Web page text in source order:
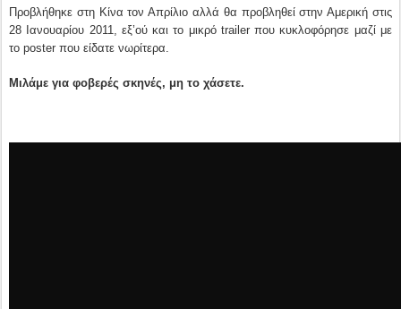
Προβλήθηκε στη Κίνα τον Απρίλιο αλλά θα προβληθεί στην Αμερική στις
28 Ιανουαρίου 2011, εξ’ού και το μικρό trailer που κυκλοφόρησε μαζί με
το poster που είδατε νωρίτερα.
Μιλάμε για φοβερές σκηνές, μη το χάσετε.